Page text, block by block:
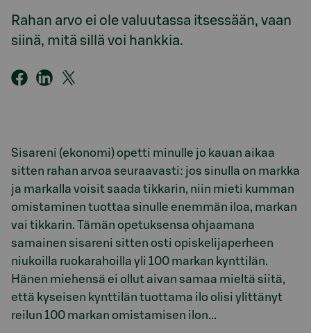
Rahan arvo ei ole valuutassa itsessään, vaan
siinä, mitä sillä voi hankkia.
Sisareni (ekonomi) opetti minulle jo kauan aikaa
sitten rahan arvoa seuraavasti: jos sinulla on markka
ja markalla voisit saada tikkarin, niin mieti kumman
omistaminen tuottaa sinulle enemmän iloa, markan
vai tikkarin. Tämän opetuksensa ohjaamana
samainen sisareni sitten osti opiskelijaperheen
niukoilla ruokarahoilla yli 100 markan kynttilän.
Hänen miehensä ei ollut aivan samaa mieltä siitä,
että kyseisen kynttilän tuottama ilo olisi ylittänyt
reilun 100 markan omistamisen ilon...